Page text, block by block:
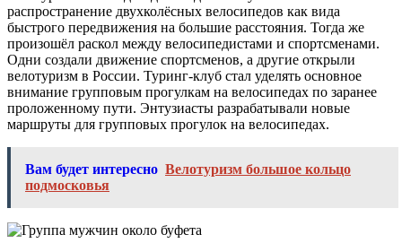
распространение двухколёсных велосипедов как вида
быстрого передвижения на большие расстояния. Тогда же
произошёл раскол между велосипедистами и спортсменами.
Одни создали движение спортсменов, а другие открыли
велотуризм в России. Туринг-клуб стал уделять основное
внимание групповым прогулкам на велосипедах по заранее
проложенному пути. Энтузиасты разрабатывали новые
маршруты для групповых прогулок на велосипедах.
Вам будет интересно Велотуризм большое кольцо
подмосковья